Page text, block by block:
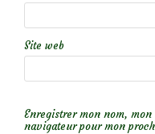
Site web
Enregistrer mon nom,
navigateur pour mon